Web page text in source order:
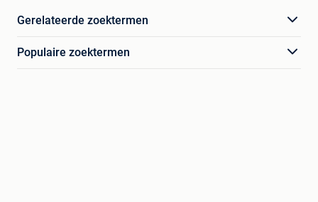
Gerelateerde zoektermen
Populaire zoektermen